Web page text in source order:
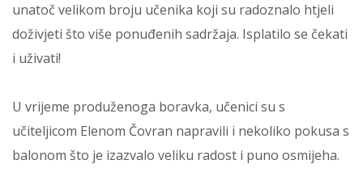
unatoč velikom broju učenika koji su radoznalo htjeli
doživjeti što više ponuđenih sadržaja. Isplatilo se čekati
i uživati!
U vrijeme produženoga boravka, učenici su s
učiteljicom Elenom Čovran napravili i nekoliko pokusa s
balonom što je izazvalo veliku radost i puno osmijeha.